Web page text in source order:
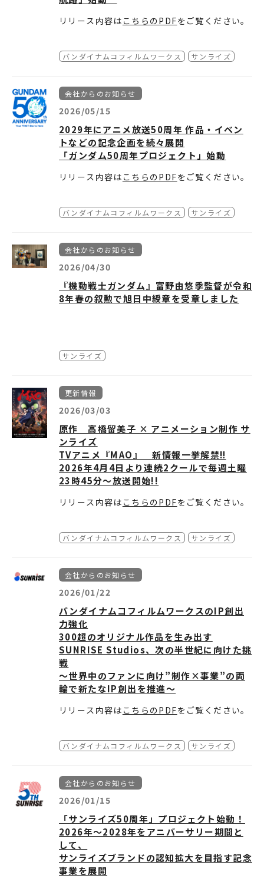
リリース内容は こちらのPDFをご覧ください。
バンダイナムコフィルムワークス サンライズ
会社からのお知らせ
2026/05/15
2029年にアニメ放送50周年 作品・イベン
トなどの記念企画を続々展開
「ガンダム50周年プロジェクト」始動
リリース内容は こちらのPDFをご覧ください。
バンダイナムコフィルムワークス サンライズ
会社からのお知らせ
2026/04/30
『機動戦士ガンダム』富野由悠季監督が令和
8年春の叙勲で旭日中綬章を受章しました
をはじめ、数多くのオリジナルアニ
メーションを監督し、国内外のアニ
メシーンに多大な影響を与えてきた
富野由悠季監督が、令和8年春の叙勲
にて、「功績の内容に着目し、顕著
な功績を挙げた方」を対象に贈られ
る「旭日中綬章」を受章しました。
メントが公開されましたのでご覧く
URL：https://gundam-official.com/ne
ws/scdja9pxgggwiugwmz3ou5rl
サンライズ
更新情報
2026/03/03
原作 高橋留美子 × アニメーション制作 サ
ンライズ
TVアニメ『MAO』 新情報一挙解禁‼
2026年4月4日より連続2クールで毎週土曜
23時45分～放送開始!!
リリース内容は こちらのPDFをご覧ください。
バンダイナムコフィルムワークス サンライズ
会社からのお知らせ
2026/01/22
バンダイナムコフィルムワークスのIP創出
力強化
300超のオリジナル作品を生み出す
SUNRISE Studios、次の半世紀に向けた挑
戦
～世界中のファンに向け”制作×事業”の両
輪で新たなIP創出を推進～
リリース内容は こちらのPDFをご覧ください。
バンダイナムコフィルムワークス サンライズ
会社からのお知らせ
2026/01/15
「サンライズ50周年」プロジェクト始動！
2026年～2028年をアニバーサリー期間と
して、
サンライズブランドの認知拡大を目指す記念
事業を展開